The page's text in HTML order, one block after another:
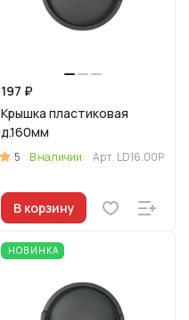
197 ₽
Крышка пластиковая
д.160мм
5 В наличии Арт. LD16.00P
В корзину
НОВИНКА